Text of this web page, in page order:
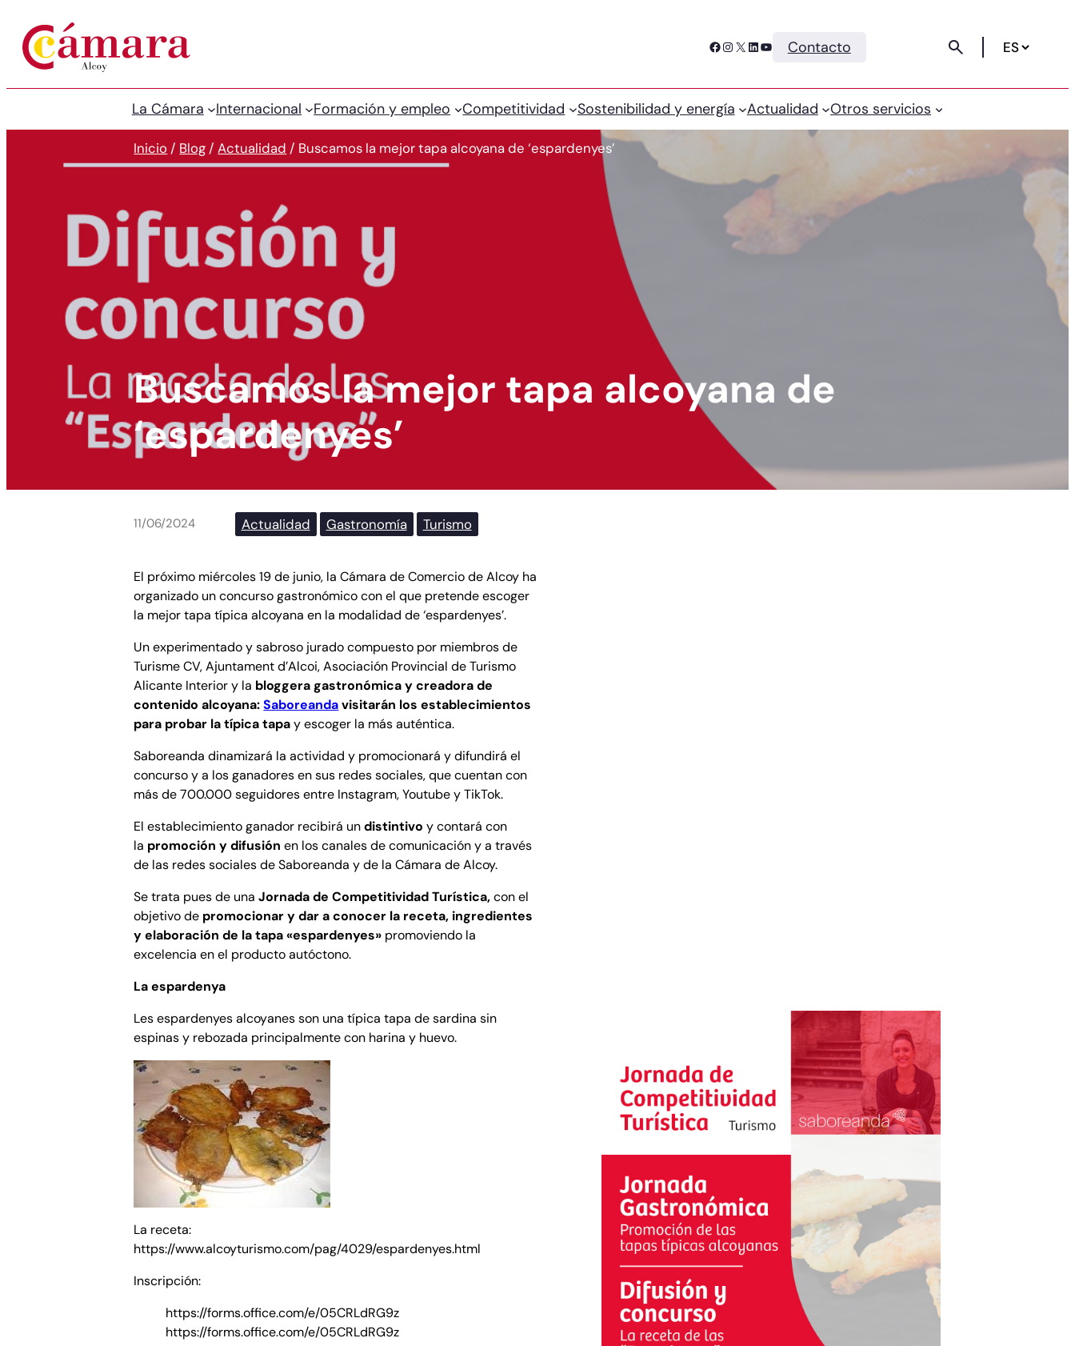
Facebook Instagram X LinkedIn YouTube Contacto
La Cámara Internacional Formación y empleo Competitividad Sostenibilidad y energía Actualidad Otros servicios
Inicio / Blog /Actualidad / Buscamos la mejor tapa alcoyana de ‘espardenyes’
Buscamos la mejor tapa alcoyana de
‘espardenyes’
11/06/2024 Actualidad Gastronomía Turismo
El próximo miércoles 19 de junio, la Cámara de Comercio de Alcoy ha
organizado un concurso gastronómico con el que pretende escoger
la mejor tapa típica alcoyana en la modalidad de ‘espardenyes’.
Un experimentado y sabroso jurado compuesto por miembros de
Turisme CV, Ajuntament d’Alcoi, Asociación Provincial de Turismo
Alicante Interior y la bloggera gastronómica y creadora de
contenido alcoyana:Saboreandavisitarán los establecimientos
para probar la típica tapay escoger la más auténtica.
Saboreanda dinamizará la actividad y promocionará y difundirá el
concurso y a los ganadores en sus redes sociales, que cuentan con
más de 700.000 seguidores entre Instagram, Youtube y TikTok.
El establecimiento ganador recibirá undistintivo y contará con
la promoción y difusión en los canales de comunicación y a través
de las redes sociales de Saboreanda y de la Cámara de Alcoy.
Se trata pues de unaJornada de Competitividad Turística,con el
objetivo de promocionar y dar a conocer la receta, ingredientes
y elaboración de la tapa «espardenyes» promoviendo la
excelencia en el producto autóctono.
La espardenya
Les espardenyes alcoyanes son una típica tapa de sardina sin
espinas y rebozada principalmente con harina y huevo.
La receta:
https://www.alcoyturismo.com/pag/4029/espardenyes.html
Inscripción:
https://forms.office.com/e/05CRLdRG9z
https://forms.office.com/e/05CRLdRG9z